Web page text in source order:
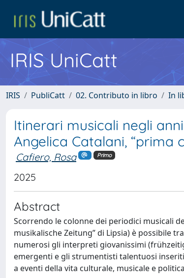
IRIS UniCatt
IRIS PubliCatt 02. Contributo in libro In
Itinerari musicali negli
Angelica Catalani, “prima
Cafiero, Rosa Primo
2025
Abstract
Scorrendo le colonne dei periodici musicali
musikalische Zeitung” di Lipsia) è possibile
numerosi gli interpreti giovanissimi
emergenti e gli strumentisti talentuosi
a eventi della vita culturale, musicale e